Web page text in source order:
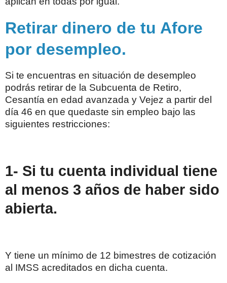
Retirar dinero de tu Afore
por desempleo.
Si te encuentras en situación de desempleo
podrás retirar de la Subcuenta de Retiro,
Cesantía en edad avanzada y Vejez a partir del
día 46 en que quedaste sin empleo bajo las
siguientes restricciones:
1- Si tu cuenta individual tiene
al menos 3 años de haber sido
abierta.
Y tiene un mínimo de 12 bimestres de cotización
al IMSS acreditados en dicha cuenta.